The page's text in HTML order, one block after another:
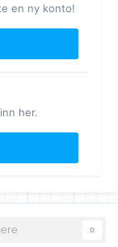
en ny konto!
her.
0